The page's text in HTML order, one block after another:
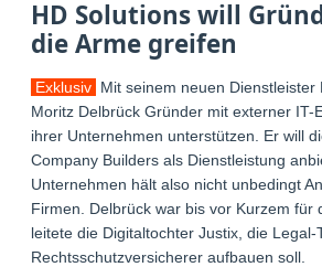
HD Solutions will
die Arme greifen
Exklusiv Mit seinem neuen Dienstleister
Moritz Delbrück Gründer mit externer IT-
ihrer Unternehmen unterstützen. Er will
Company Builders als Dienstleistung
Unternehmen hält also nicht unbedingt
Firmen. Delbrück war bis vor Kurzem für
leitete die Digitaltochter Justix, die Legal-
Rechtsschutzversicherer aufbauen soll.